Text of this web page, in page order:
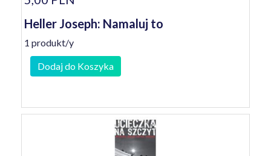
Heller Joseph: Namaluj to
1 produkt/y
Dodaj do Koszyka